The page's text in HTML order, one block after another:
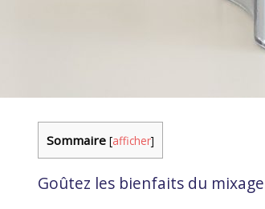
Sommaire [afficher]
Goûtez les bienfaits du